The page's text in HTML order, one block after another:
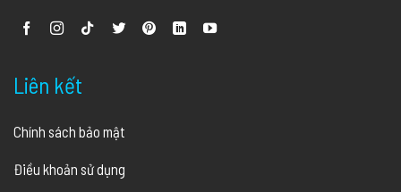
Liên kết
Chính sách bảo mật
Điều khoản sử dụng